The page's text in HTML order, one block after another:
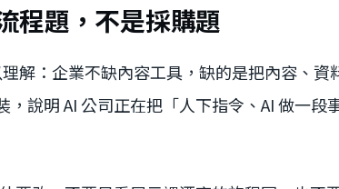
程題，不是採購題
解：企業不缺內容工具，缺的是把內容、資
，說明 AI 公司正在把「人下指令、AI 做一段